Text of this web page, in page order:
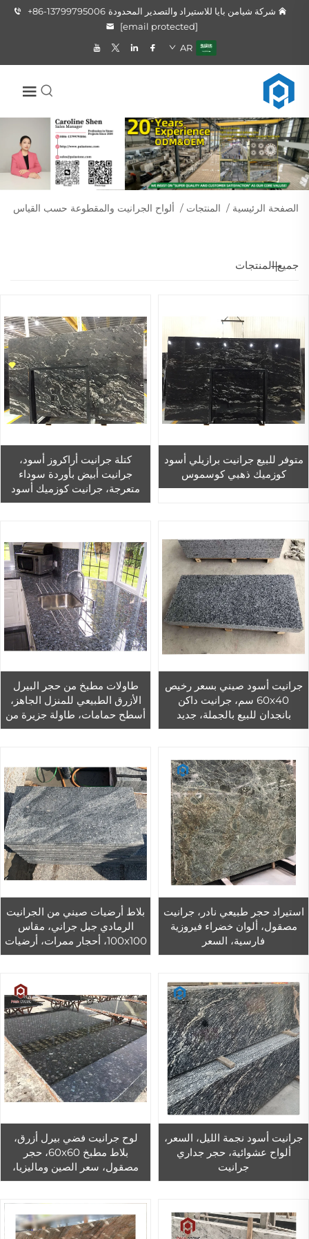
شركة شيامن بايا للاستيراد والتصدير المحدودة +86-13799795006
[email protected]
AR
الصفحة الرئيسية / المنتجات / ألواح الجرانيت والمقطوعة حسب القياس
جميع المنتجات
متوفر للبيع جرانيت برازيلي أسود
كوزميك ذهبي كوسموس
كتلة جرانيت أراكروز أسود،
جرانيت أبيض بأوردة سوداء
متعرجة، جرانيت كوزميك أسود
جرانيت أسود صيني بسعر رخيص
60x40 سم، جرانيت داكن
بانجدان للبيع بالجملة، جديد
G654
طاولات مطبخ من حجر البيرل
الأزرق الطبيعي للمنزل الجاهز،
أسطح حمامات، طاولة جزيرة من
الحجر
استيراد حجر طبيعي نادر، جرانيت
مصقول، ألوان خضراء فيروزية
فارسية، السعر
بلاط أرضيات صيني من الجرانيت
الرمادي جبل جراني، مقاس
100x100، أحجار ممرات، أرضيات
مرصوفة، جرانيت للمسابح
جرانيت أسود نجمة الليل، السعر،
ألواح عشوائية، حجر جداري
جرانيت
لوح جرانيت فضي بيرل أزرق،
بلاط مطبخ 60x60، حجر
مصقول، سعر الصين وماليزيا،
أسطح، لوح كبير، تصميم